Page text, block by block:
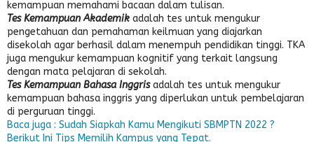
kemampuan memahami bacaan dalam tulisan.
Tes Kemampuan Akademik adalah tes untuk mengukur
pengetahuan dan pemahaman keilmuan yang diajarkan
disekolah agar berhasil dalam menempuh pendidikan tinggi. TKA
juga mengukur kemampuan kognitif yang terkait langsung
dengan mata pelajaran di sekolah.
Tes Kemampuan Bahasa Inggrisadalah tes untuk mengukur
kemampuan bahasa inggris yang diperlukan untuk pembelajaran
di perguruan tinggi.
Baca juga : Sudah Siapkah Kamu Mengikuti SBMPTN 2022 ?
Berikut Ini Tips Memilih Kampus yang Tepat.